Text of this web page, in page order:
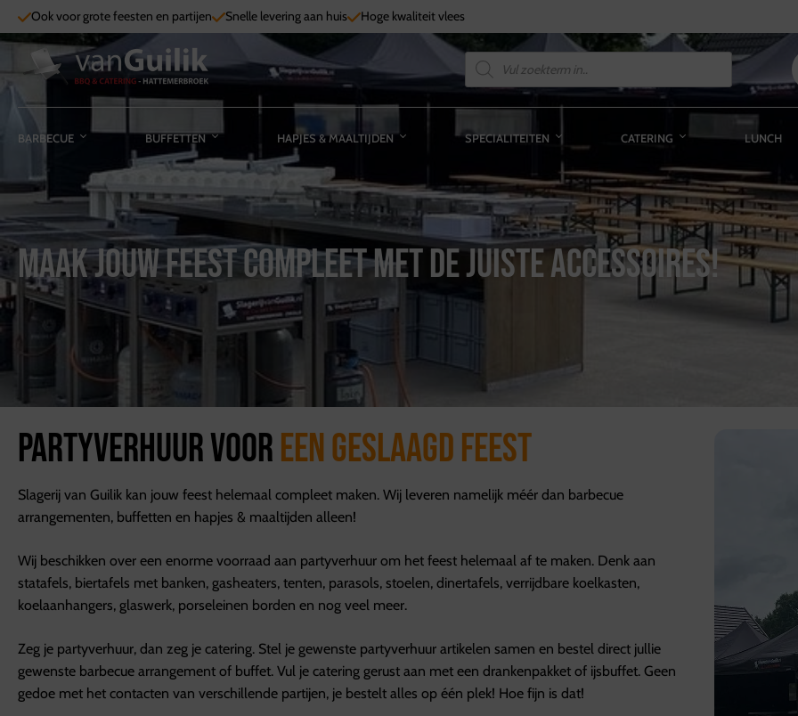
Ook voor grote feesten en partijen Snelle levering aan huis Hoge kwaliteit vlees
BARBECUE BUFFETTEN HAPJES & MAALTIJDEN SPECIALITEITEN CATERING LUNCH
Maak jouw feest compleet met de juiste accessoires!
Partyverhuur vooreen geslaagd feest
Slagerij van Guilik kan jouw feest helemaal compleet maken. Wij leveren namelijk méér dan barbecue
arrangementen, buffetten en hapjes & maaltijden alleen!
Wij beschikken over een enorme voorraad aan partyverhuur om het feest helemaal af te maken. Denk aan
statafels, biertafels met banken, gasheaters, tenten, parasols, stoelen, dinertafels, verrijdbare koelkasten,
koelaanhangers, glaswerk, porseleinen borden en nog veel meer.
Zeg je partyverhuur, dan zeg je catering. Stel je gewenste partyverhuur artikelen samen en bestel direct jullie
gewenste barbecue arrangement of buffet. Vul je catering gerust aan met een drankenpakket of ijsbuffet. Geen
gedoe met het contacten van verschillende partijen, je bestelt alles op één plek! Hoe fijn is dat!